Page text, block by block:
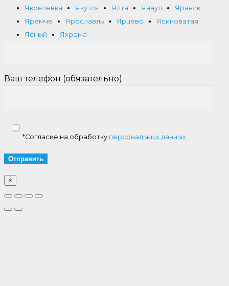
Яковлевка
Якутск Ялта Янаул
Яранск
Яремче
Ярославль Ярцево
Ясиноватая
Ясный
Яхрома
Ваш телефон (обязательно)
*Согласие на обработку персональных данных
×